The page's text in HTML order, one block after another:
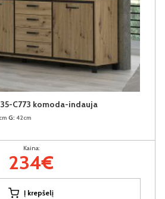
C773 komoda-indauja
G: 42cm
Kaina:
234€
Į krepšelį